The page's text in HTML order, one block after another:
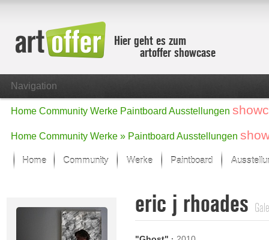
Hier geht es zum
artoffer showcase
Navigation
Home Community Werke Paintboard Ausstellungen
Home Community Werke » Paintboard Ausstellungen
Home Community Werke
Der letzte Monat im Fokus
Alle Fokus-Werke
Paintboard
eric j rhoades